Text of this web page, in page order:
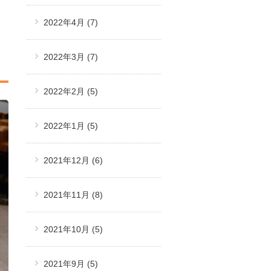
2022年4月 (7)
2022年3月 (7)
2022年2月 (5)
2022年1月 (5)
2021年12月 (6)
2021年11月 (8)
2021年10月 (5)
2021年9月 (5)